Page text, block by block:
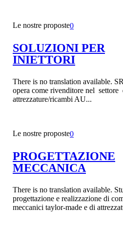
Le nostre proposte0
SOLUZIONI PER
INIETTORI
There is no translation available.
opera come rivenditore nel settore
attrezzature/ricambi AU...
Le nostre proposte0
PROGETTAZIONE
MECCANICA
There is no translation available.
progettazione e realizzazione di
meccanici taylor-made e di